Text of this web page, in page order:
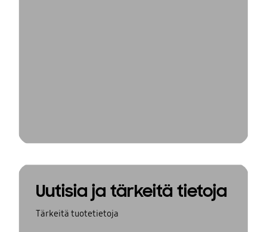
Uutisia ja tärkeitä tietoja
Tärkeitä tuotetietoja